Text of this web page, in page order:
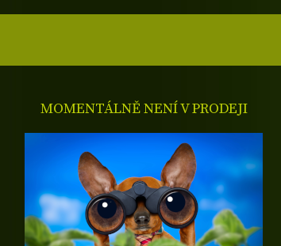
MOMENTÁLNĚ NENÍ V PRODEJI